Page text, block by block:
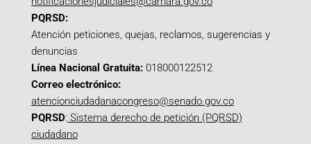
PQRSD:
Atención peticiones, quejas, reclamos, sugerencias y
denuncias
Línea Nacional Gratuita: 018000122512
Correo electrónico:
atencionciudadanacongreso@senado.gov.co
PQRSD: Sistema derecho de petición (PQRSD)
ciudadano